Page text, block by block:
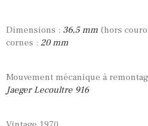
Dimensions : 36,5 mm (hors
cornes : 20 mm
Mouvement mécanique à
Jaeger Lecoultre 916